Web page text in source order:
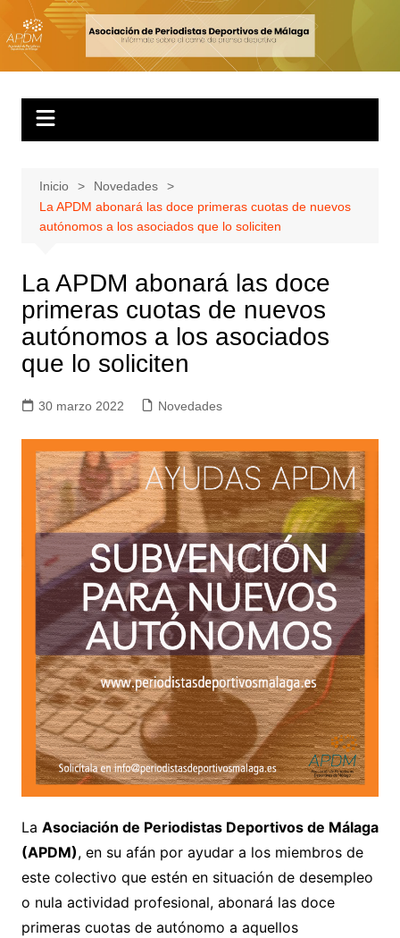
Inicio
Novedades
La APDM abonará las doce primeras cuotas de nuevos
autónomos a los asociados que lo soliciten
La APDM abonará las doce
primeras cuotas de nuevos
autónomos a los asociados
que lo soliciten
30 marzo 2022 Novedades
La Asociación de Periodistas Deportivos de Málaga
(APDM), en su afán por ayudar a los miembros de
este colectivo que estén en situación de desempleo
o nula actividad profesional, abonará las doce
primeras cuotas de autónomo a aquellos